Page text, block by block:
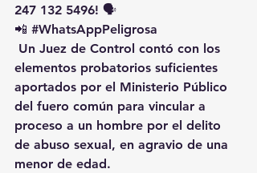
247 132 5496! 🗣️
📲 #WhatsAppPeligrosa
Un Juez de Control contó con los
elementos probatorios suficientes
aportados por el Ministerio Público
del fuero común para vincular a
proceso a un hombre por el delito
de abuso sexual, en agravio de una
menor de edad.